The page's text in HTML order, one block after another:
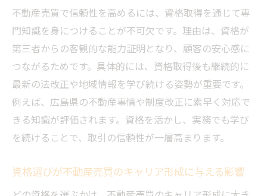
宅建資格取得が不動産売買キャリアに直結
する理由
広島県で不動産売買に役立つ資格活用術
不動産売買現場で資格が活躍するシーンを
解説
不動産売買に強い人が実践する資格の使い
方
ア
不動産売買で信頼性を高めるには、資格取得を通じて専
門知識を身につけることが不可欠です。理由は、資格が
第三者からの客観的な能力証明となり、顧客の安心感に
つながるためです。具体的には、資格取得後も継続的に
最新の法改正や地域情報を学び続ける姿勢が重要です。
例えば、広島県の不動産事情や制度改正に素早く対応で
きる知識が評価されます。資格を活かし、実務でも学び
を続けることで、取引の信頼性が一層高まります。
資格選びが不動産売買のキャリア形成に与える影響